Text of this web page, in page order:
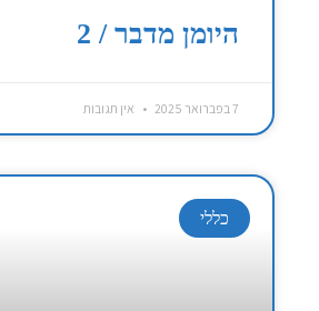
היומן מדבר / 2
7 בפברואר 2025 אין תגובות
כללי